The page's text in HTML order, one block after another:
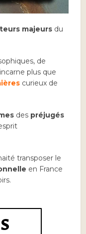
majeurs du
de
plus que
curieux de
des préjugés
transposer le
en France